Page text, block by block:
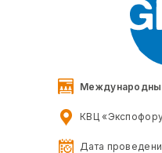
Дата
КВЦ